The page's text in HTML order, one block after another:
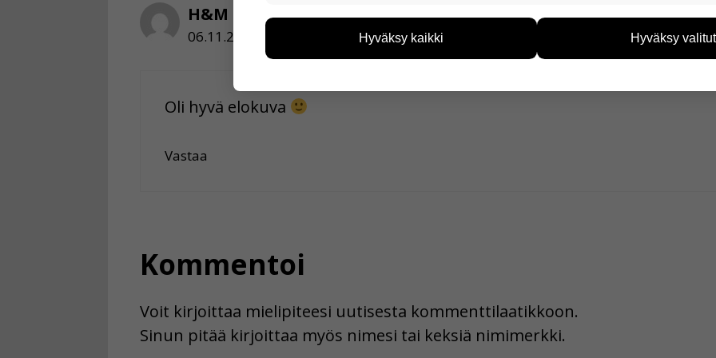
H&M
06.11.2018 klo 12:46
Oli hyvä elokuva
Vastaa
Kommentoi
Voit kirjoittaa mielipiteesi uutisesta kommenttilaatikkoon.
Sinun pitää kirjoittaa myös nimesi tai keksiä nimimerkki.
voimme kehittää sivustoamme vastaamaan paremmin käyttäjien tarpeita.
esimerkiksi kävijämääristä ja siitä, mitä sivuja käytetään ja miten sivuilla
kuitenkaan kerää henkilötietoja kuten nimiä, eikä tietoja voi yhdistää
Voit valita, hyväksytkö näiden evästeiden käytön.
Hyväksy kaikki Hyväksy valitut